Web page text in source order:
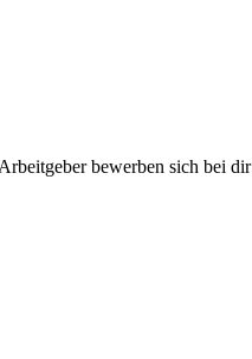
bewerben sich bei dir